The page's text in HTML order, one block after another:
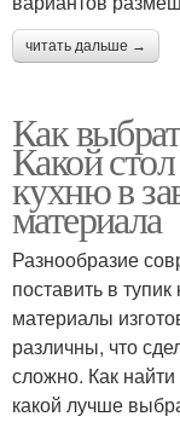
читать дальше →
Как
Какой
кухню в
материала
Разнообразие
поставить в
материалы
различны, что
сложно. Как
какой лучше